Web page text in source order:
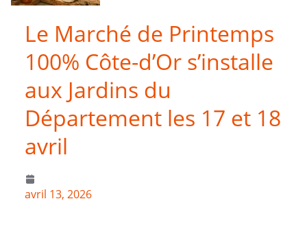
Le Marché de Printemps
100% Côte-d’Or s’installe
aux Jardins du
Département les 17 et 18
avril
avril 13, 2026